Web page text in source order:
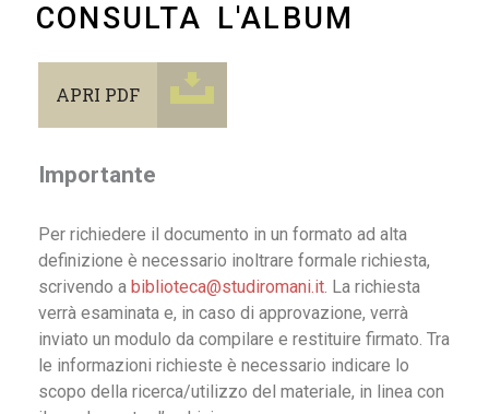
CONSULTA L'ALBUM
APRI PDF
Importante
Per richiedere il documento in un formato ad alta
definizione è necessario inoltrare formale richiesta,
scrivendo a biblioteca@studiromani.it. La richiesta
verrà esaminata e, in caso di approvazione, verrà
inviato un modulo da compilare e restituire firmato. Tra
le informazioni richieste è necessario indicare lo
scopo della ricerca/utilizzo del materiale, in linea con